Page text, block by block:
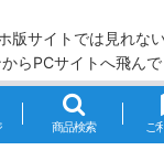
版サイトでは見れな
らPCサイトへ飛んで
商品検索 ご